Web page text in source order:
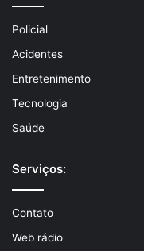
Policial
Acidentes
Entretenimento
Tecnologia
Saúde
Serviços:
Contato
Web rádio